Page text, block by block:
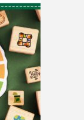
o
u
t
o